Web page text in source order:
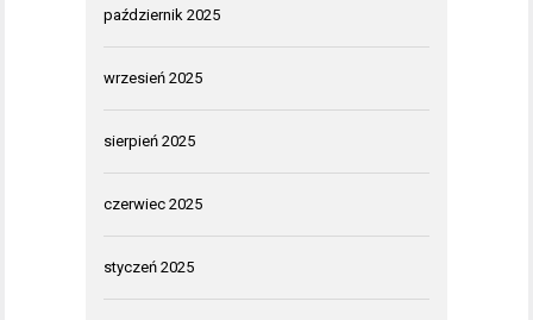
październik 2025
wrzesień 2025
sierpień 2025
czerwiec 2025
styczeń 2025